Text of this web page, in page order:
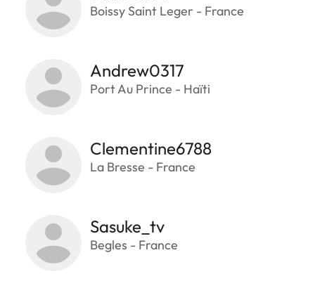
Boissy Saint Leger - France
Andrew0317
Port Au Prince - Haïti
Clementine6788
La Bresse - France
Sasuke_tv
Begles - France